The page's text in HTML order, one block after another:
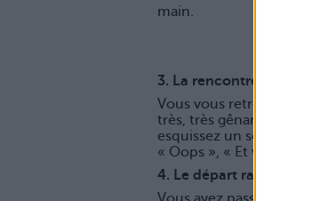
main.
3. La rencontre aux
Vous vous retrouvez
très, très gênant de
esquissez un sourire
« Oops », « Et voilà »…
4. Le départ raté